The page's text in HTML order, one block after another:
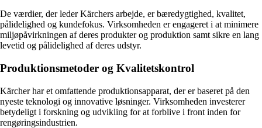
De værdier, der leder Kärchers arbejde, er bæredygtighed, kvalitet,
pålidelighed og kundefokus. Virksomheden er engageret i at minimere
miljøpåvirkningen af deres produkter og produktion samt sikre en lang
levetid og pålidelighed af deres udstyr.
Produktionsmetoder og Kvalitetskontrol
Kärcher har et omfattende produktionsapparat, der er baseret på den
nyeste teknologi og innovative løsninger. Virksomheden investerer
betydeligt i forskning og udvikling for at forblive i front inden for
rengøringsindustrien.